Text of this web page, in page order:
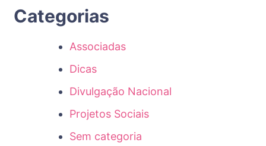
Categorias
Associadas
Dicas
Divulgação Nacional
Projetos Sociais
Sem categoria